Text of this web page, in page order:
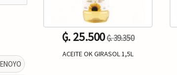
₲. 25.500₲. 39.350
ACEITE OK GIRASOL 1,5L